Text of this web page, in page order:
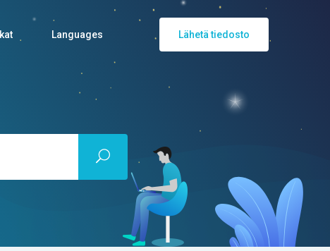
Languages Lähetä tiedosto